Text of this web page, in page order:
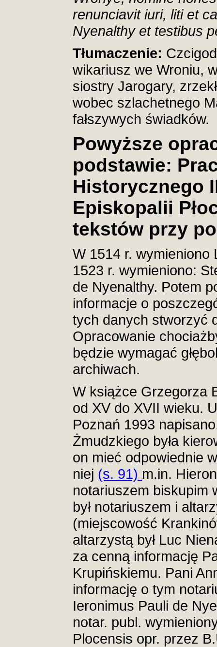
renunciavit iuri, liti et
Nyenalthy et testibus
Tłumaczenie:
wikariusz we Wroniu,
siostry Jarogary,
wobec szlachetnego
fałszywych świadków.
Powyższe
podstawie:
Historycznego
Episkopalii
tekstów przy
W 1514 r. wymieniono
1523 r. wymieniono:
de Nyenalthy. Potem
informacje o
tych danych stworzyć
Opracowanie
będzie wymagać
archiwach.
W książce Grzegorza
od XV do XVII wieku.
Poznań 1993
Żmudzkiego była
on mieć odpowiednie
niej (s. 91) m.in.
notariuszem biskupim
był notariuszem i
(miejscowość
altarzystą był Luc
za cenną informację
Krupińskiemu. Pani
informację o tym
Ieronimus Pauli de
notar. publ.
Plocensis opr. przez